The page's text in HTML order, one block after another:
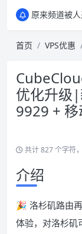
原来频道被
首页 VPS优惠
优化升级|
9929 +
共计 827 个字符
介绍
🎉 洛杉矶路由
体验，对洛杉矶